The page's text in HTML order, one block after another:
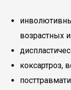
возрастных
коксартроз,